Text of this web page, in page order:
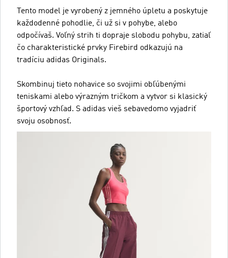
Tento model je vyrobený z jemného úpletu a poskytuje
každodenné pohodlie, či už si v pohybe, alebo
odpočívaš. Voľný strih ti dopraje slobodu pohybu, zatiaľ
čo charakteristické prvky Firebird odkazujú na
tradíciu adidas Originals.
Skombinuj tieto nohavice so svojimi obľúbenými
teniskami alebo výrazným tričkom a vytvor si klasický
športový vzhľad. S adidas vieš sebavedomo vyjadriť
svoju osobnosť.